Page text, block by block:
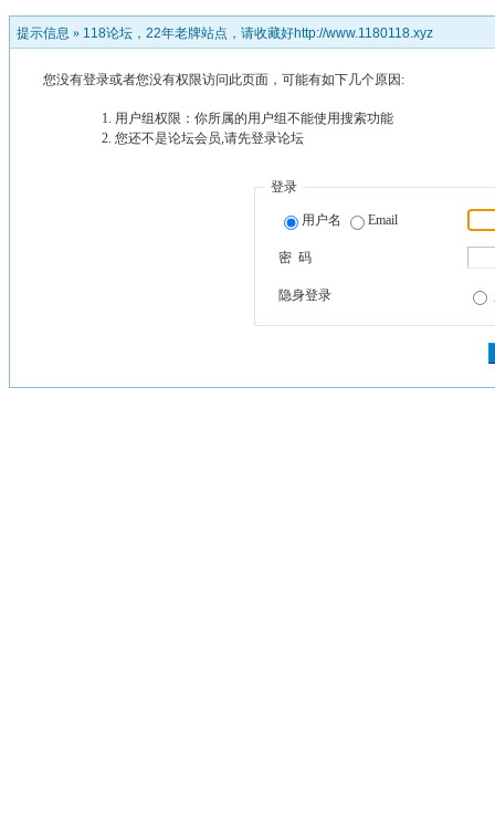
提示信息 » 118论坛，22年老牌站点，请收藏好http://www.1180118.xyz
您没有登录或者您没有权限访问此页面，可能有如下几个原因:
用户组权限：你所属的用户组不能使用搜索功能
您还不是论坛会员,请先登录论坛
登录
用户名 Email
密 码
隐身登录